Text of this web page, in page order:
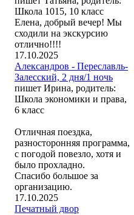
Школа 1015, 10 класс
Елена, добрый вечер! Мы
сходили на экскурсию
отлично!!!!
17.10.2025
Александров - Переславль-
Залесский, 2 дня/1 ночь
пишет Ирина, родитель:
Школа экономики и права,
6 класс
Отличная поездка,
разносторонняя программа,
с погодой повезло, хотя и
было прохладно.
Спасибо большое за
организацию.
17.10.2025
Печатный двор